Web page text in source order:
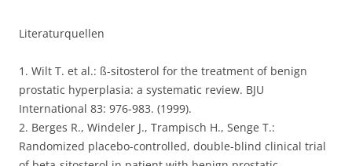
Literaturquellen
1. Wilt T. et al.: ß-sitosterol for the treatment of benign
prostatic hyperplasia: a systematic review. BJU
International 83: 976-983. (1999).
2. Berges R., Windeler J., Trampisch H., Senge T.:
Randomized placebo-controlled, double-blind clinical trial